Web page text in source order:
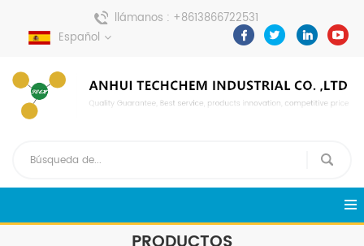
llámanos : +8613866722531
enviar un mensaje :
pweiping@techemi.com
Español